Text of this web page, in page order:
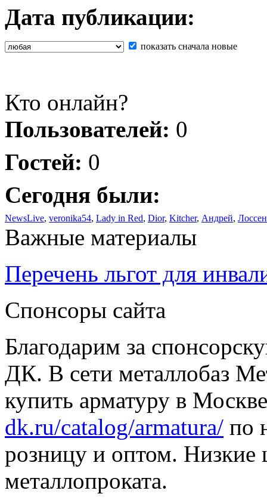
Дата публикации:
показать сначала новые
Кто онлайн?
Пользователей: 0
Гостей: 0
Сегодня были:
NewsLive, veronika54, Lady in Red, Dior, Kitcher, Андрей,
Важные материалы
Перечень льгот для
Спонсоры сайта
Благодарим за
ДК. В сети металлобаз
купить арматуру в
dk.ru/catalog/armatura/ по
розницу и оптом. Низкие
металлопроката.